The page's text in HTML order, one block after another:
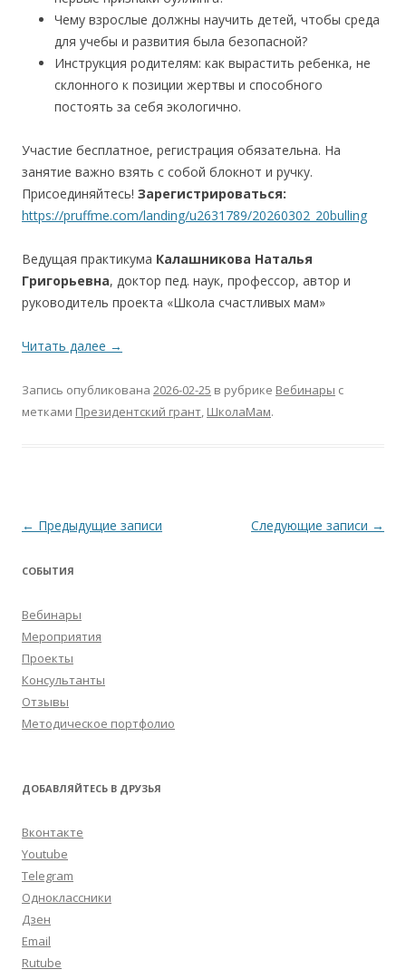
Чему взрослые должны научить детей, чтобы среда
для учебы и развития была безопасной?
Инструкция родителям: как вырастить ребенка, не
склонного к позиции жертвы и способного
постоять за себя экологично.
Участие бесплатное, регистрация обязательна. На
занятие важно взять с собой блокнот и ручку.
Присоединяйтесь! Зарегистрироваться:
https://pruffme.com/landing/u2631789/20260302_20bulling
Ведущая практикума Калашникова Наталья
Григорьевна, доктор пед. наук, профессор, автор и
руководитель проекта «Школа счастливых мам»
Читать далее →
Запись опубликована 2026-02-25 в рубрике Вебинары с
метками Президентский грант, ШколаМам.
Навигация
записям
← Предыдущие записи Следующие записи →
СОБЫТИЯ
Вебинары
Мероприятия
Проекты
Консультанты
Отзывы
Методическое портфолио
ДОБАВЛЯЙТЕСЬ В ДРУЗЬЯ
Вконтакте
Youtube
Telegram
Одноклассники
Дзен
Email
Rutube